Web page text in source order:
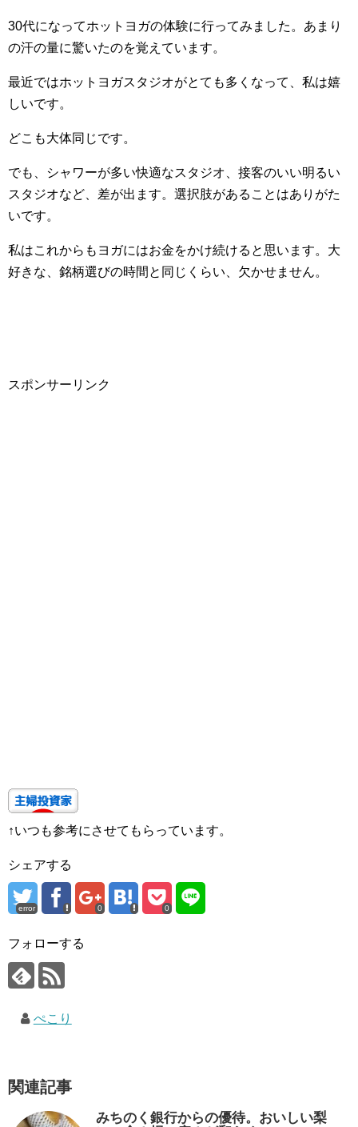
30代になってホットヨガの体験に行ってみました。あまり
の汗の量に驚いたのを覚えています。
最近ではホットヨガスタジオがとても多くなって、私は嬉
しいです。
どこも大体同じです。
でも、シャワーが多い快適なスタジオ、接客のいい明るい
スタジオなど、差が出ます。選択肢があることはありがた
いです。
私はこれからもヨガにはお金をかけ続けると思います。大
好きな、銘柄選びの時間と同じくらい、欠かせません。
スポンサーリンク
↑いつも参考にさせてもらっています。
シェアする
error 0 0
フォローする
ぺこり
関連記事
みちのく銀行からの優待。おいしい梨